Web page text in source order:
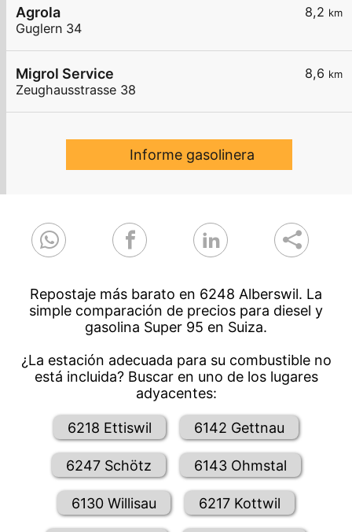
8,2 km
Agrola
Guglern 34
8,6 km
Migrol Service
Zeughausstrasse 38
Informe gasolinera
Repostaje más barato en 6248 Alberswil. La
simple comparación de precios para diesel y
gasolina Super 95 en Suiza.
¿La estación adecuada para su combustible no
está incluida? Buscar en uno de los lugares
adyacentes:
6218 Ettiswil 6142 Gettnau
6247 Schötz 6143 Ohmstal
6130 Willisau 6217 Kottwil